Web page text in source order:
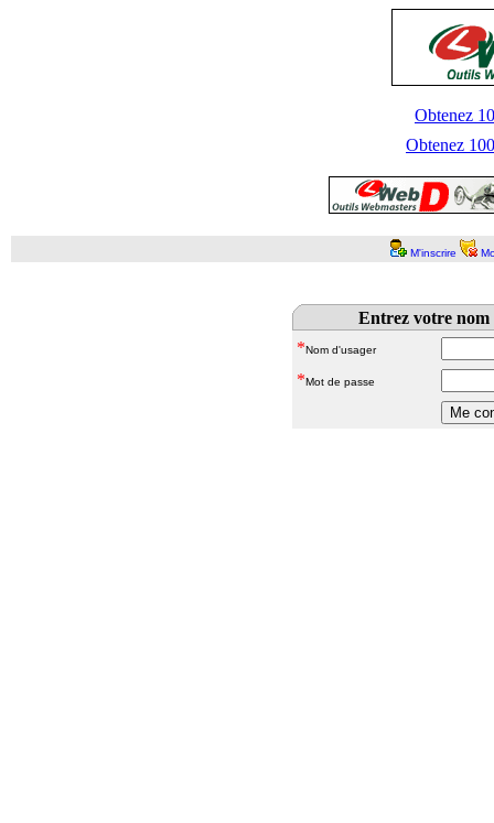
Obtenez
Obtenez
M'inscrire
Entrez votre nom
*Nom d'usager
*Mot de passe